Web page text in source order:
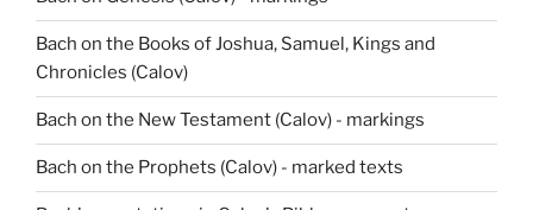
Bach on the Books of Joshua, Samuel, Kings and
Chronicles (Calov)
Bach on the New Testament (Calov) - markings
Bach on the Prophets (Calov) - marked texts